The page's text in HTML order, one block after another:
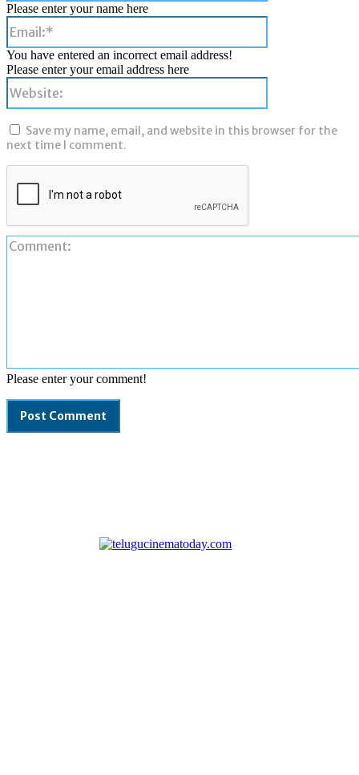
Please enter your comment!
Please enter your name here
You have entered an incorrect email address!
Please enter your email address here
Save my name, email, and website in this browser for the
next time I comment.